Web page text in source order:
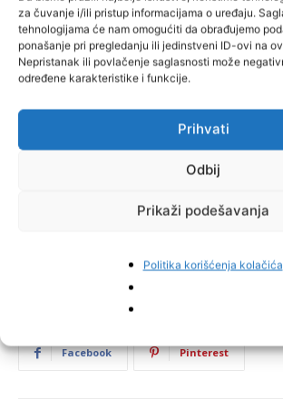
za čuvanje i/ili pristup informacijama o uređaju.
tehnologijama će nam omogućiti da obrađujemo
ponašanje pri pregledanju ili jedinstveni ID-ovi na
Nepristanak ili povlačenje saglasnosti može
određene karakteristike i funkcije.
Prihvati
Odbij
Prikaži podešavanja
Politika korišćenja kolačića
Facebook Pinterest